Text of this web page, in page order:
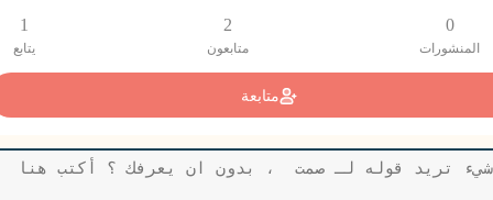
0
المنشورات
2
متابعون
1
يتابع
متابعة